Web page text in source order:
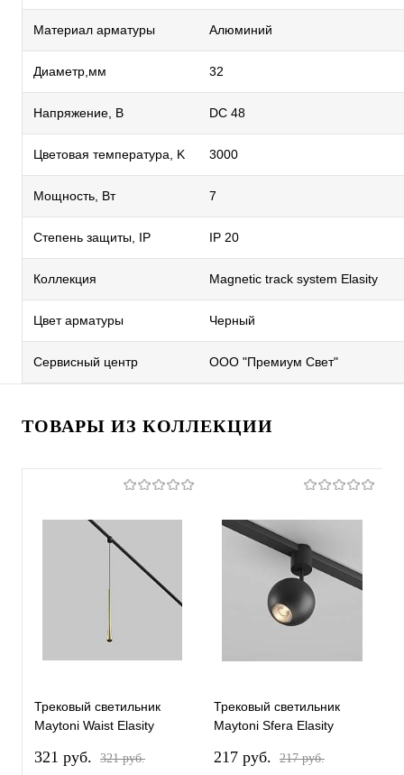
Материал арматуры Алюминий
Диаметр,мм 32
Напряжение, В DC 48
Цветовая температура, K 3000
Мощность, Вт 7
Степень защиты, IP IP 20
Коллекция Magnetic track system Elasity
Цвет арматуры Черный
Сервисный центр ООО "Премиум Свет"
ТОВАРЫ ИЗ КОЛЛЕКЦИИ
Трековый светильник
Maytoni Waist Elasity
7W3K-M-BS
321 pуб. 321 pуб.
Трековый светильник
Maytoni Sfera Elasity
8W3K-M-B
217 pуб. 217 pуб.